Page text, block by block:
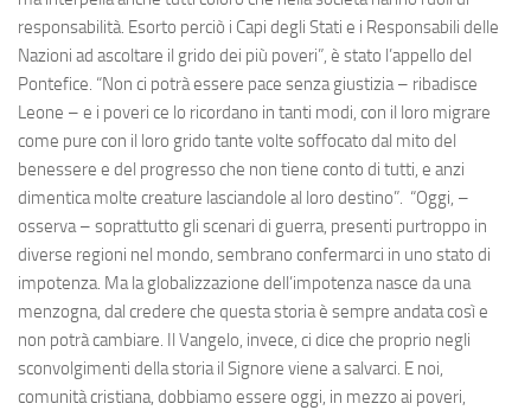
responsabilità. Esorto perciò i Capi degli Stati e i Responsabili delle
Nazioni ad ascoltare il grido dei più poveri”, è stato l’appello del
Pontefice. “Non ci potrà essere pace senza giustizia – ribadisce
Leone – e i poveri ce lo ricordano in tanti modi, con il loro migrare
come pure con il loro grido tante volte soffocato dal mito del
benessere e del progresso che non tiene conto di tutti, e anzi
dimentica molte creature lasciandole al loro destino”. “Oggi, –
osserva – soprattutto gli scenari di guerra, presenti purtroppo in
diverse regioni nel mondo, sembrano confermarci in uno stato di
impotenza. Ma la globalizzazione dell’impotenza nasce da una
menzogna, dal credere che questa storia è sempre andata così e
non potrà cambiare. Il Vangelo, invece, ci dice che proprio negli
sconvolgimenti della storia il Signore viene a salvarci. E noi,
comunità cristiana, dobbiamo essere oggi, in mezzo ai poveri,